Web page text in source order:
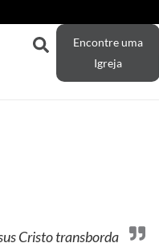
Encontre uma
Igreja
Cristo transborda